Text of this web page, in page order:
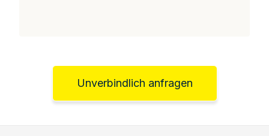
Unverbindlich anfragen